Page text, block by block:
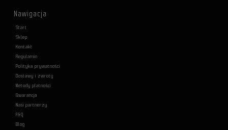
Nawigacja
Start
Sklep
Kontakt
Regulamin
Polityka prywatności
Dostawy i zwroty
Metody płatności
Gwarancja
Nasi partnerzy
F&Q
Blog